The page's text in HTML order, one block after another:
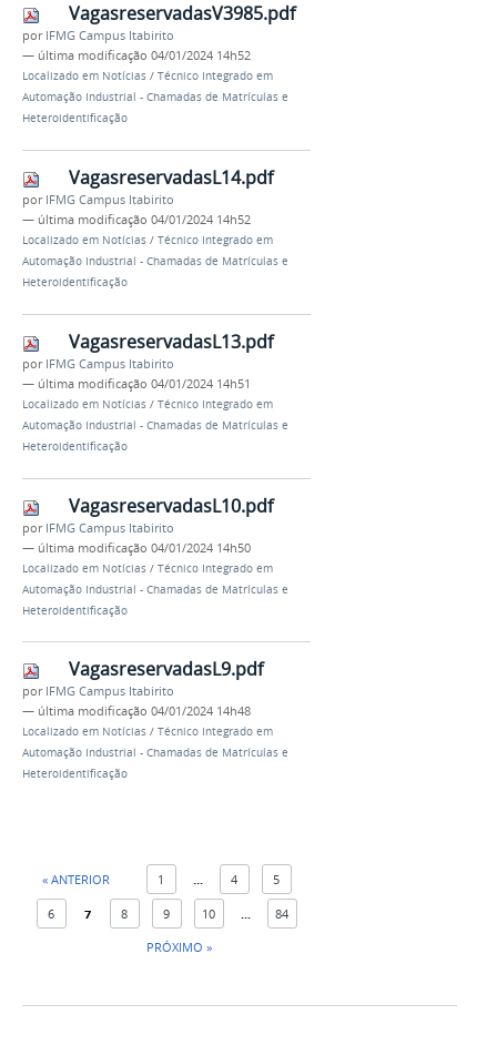
VagasreservadasV3985.pdf
por IFMG Campus Itabirito
— última modificação 04/01/2024 14h52
Localizado em Notícias / Técnico Integrado em
Automação Industrial - Chamadas de Matrículas e
Heteroidentificação
VagasreservadasL14.pdf
por IFMG Campus Itabirito
— última modificação 04/01/2024 14h52
Localizado em Notícias / Técnico Integrado em
Automação Industrial - Chamadas de Matrículas e
Heteroidentificação
VagasreservadasL13.pdf
por IFMG Campus Itabirito
— última modificação 04/01/2024 14h51
Localizado em Notícias / Técnico Integrado em
Automação Industrial - Chamadas de Matrículas e
Heteroidentificação
VagasreservadasL10.pdf
por IFMG Campus Itabirito
— última modificação 04/01/2024 14h50
Localizado em Notícias / Técnico Integrado em
Automação Industrial - Chamadas de Matrículas e
Heteroidentificação
VagasreservadasL9.pdf
por IFMG Campus Itabirito
— última modificação 04/01/2024 14h48
Localizado em Notícias / Técnico Integrado em
Automação Industrial - Chamadas de Matrículas e
Heteroidentificação
« ANTERIOR 1 ... 4 5
6 7 8 9 10 ...
84
PRÓXIMO »